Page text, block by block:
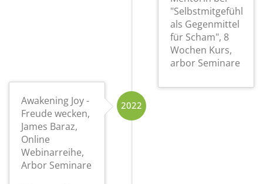
"Selbstmitgefühl
als Gegenmittel
für Scham", 8
Wochen Kurs,
arbor Seminare
2022
Awakening Joy -
Freude wecken,
James Baraz,
Online
Webinarreihe,
Arbor Seminare